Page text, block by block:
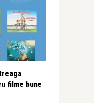
filme bune